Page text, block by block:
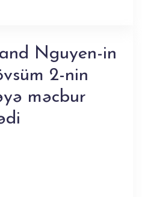
Nguyen-in
2-nin
məcbur